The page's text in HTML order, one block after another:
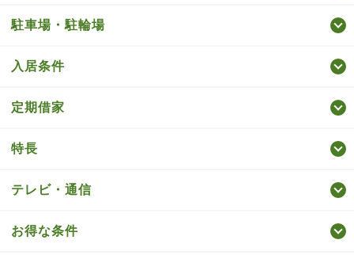
駐車場・駐輪場
入居条件
定期借家
特長
テレビ・通信
お得な条件